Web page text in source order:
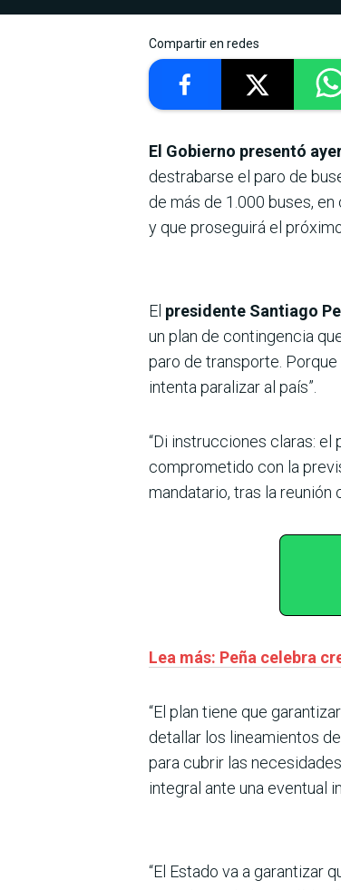
Compartir en redes
El Gobierno presentó
destrabarse el paro de
de más de 1.000 buses,
y que proseguirá el
El presidente Santiago
un plan de contingencia
paro de transporte.
intenta paralizar al país”.
“Di instrucciones claras: el
comprometido con la
mandatario, tras la reunión
Lea más: Peña celebra
“El plan tiene que
detallar los lineamientos
para cubrir las
integral ante una eventual
“El Estado va a garantizar